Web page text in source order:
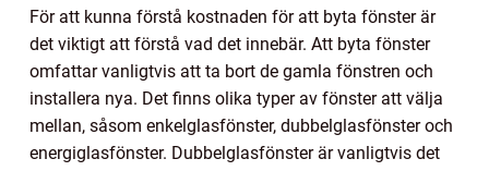
För att kunna förstå kostnaden för att byta fönster är
det viktigt att förstå vad det innebär. Att byta fönster
omfattar vanligtvis att ta bort de gamla fönstren och
installera nya. Det finns olika typer av fönster att välja
mellan, såsom enkelglasfönster, dubbelglasfönster och
energiglasfönster. Dubbelglasfönster är vanligtvis det